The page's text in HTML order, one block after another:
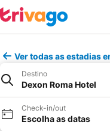
Ver todas as estadias
Destino
Dexon Roma Hotel
Check-in/out
Escolha as datas